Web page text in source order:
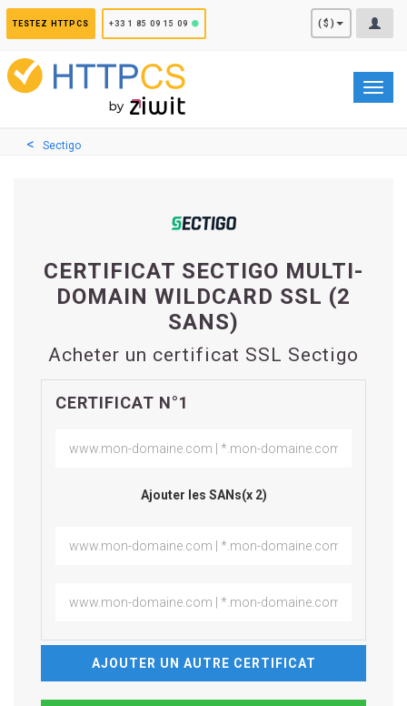
TESTEZ HTTPCS +33 1 85 09 15 09 ($)
Sectigo
CERTIFICAT SECTIGO MULTI-
DOMAIN WILDCARD SSL (2
SANS)
Acheter un certificat SSL Sectigo
CERTIFICAT N°1
Ajouter les SANs(x 2)
AJOUTER UN AUTRE CERTIFICAT
Panneau de gestion des cookies